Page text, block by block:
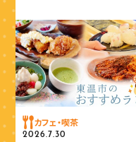
カフェ・喫茶
2026.7.30